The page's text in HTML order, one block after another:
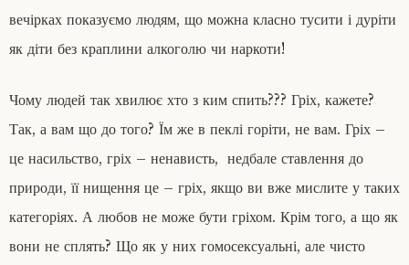
вечірках показуємо людям, що можна класно тусити і дуріти
як діти без краплини алкоголю чи наркоти!
Чому людей так хвилює хто з ким спить??? Гріх, кажете?
Так, а вам що до того? Їм же в пеклі горіти, не вам. Гріх –
це насильство, гріх – ненависть, недбале ставлення до
природи, її нищення це – гріх, якщо ви вже мислите у таких
категоріях. А любов не може бути гріхом. Крім того, а що як
вони не сплять? Що як у них гомосексуальні, але чисто